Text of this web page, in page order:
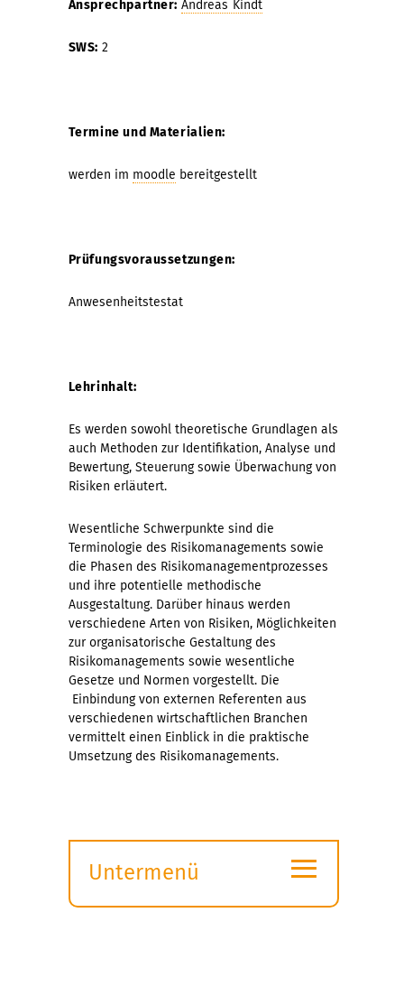
Ansprechpartner: Andreas Kindt
SWS: 2
Termine und Materialien:
werden im moodle bereitgestellt
Prüfungsvoraussetzungen:
Anwesenheitstestat
Lehrinhalt:
Es werden sowohl theoretische Grundlagen als
auch Methoden zur Identifikation, Analyse und
Bewertung, Steuerung sowie Überwachung von
Risiken erläutert.
Wesentliche Schwerpunkte sind die
Terminologie des Risikomanagements sowie
die Phasen des Risikomanagementprozesses
und ihre potentielle methodische
Ausgestaltung. Darüber hinaus werden
verschiedene Arten von Risiken, Möglichkeiten
zur organisatorische Gestaltung des
Risikomanagements sowie wesentliche
Gesetze und Normen vorgestellt. Die
Einbindung von externen Referenten aus
verschiedenen wirtschaftlichen Branchen
vermittelt einen Einblick in die praktische
Umsetzung des Risikomanagements.
Untermenü
≡